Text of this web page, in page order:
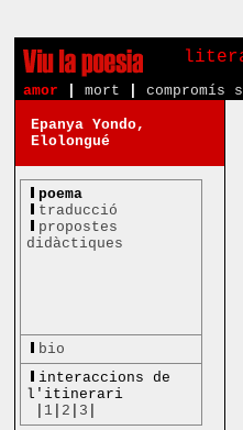
amor mort compromís
Epanya Yondo,
Elolongué
poema
traducció
propostes
didàctiques
bio
interaccions de
l'itinerari
1 2 3